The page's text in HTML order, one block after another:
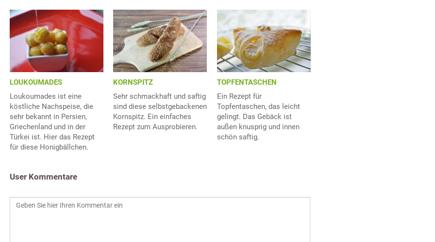
LOUKOUMADES
Loukoumades ist eine
köstliche Nachspeise, die
sehr bekannt in Persien,
Griechenland und in der
Türkei ist. Hier das Rezept
für diese Honigbällchen.
KORNSPITZ
Sehr schmackhaft und saftig
sind diese selbstgebackenen
Kornspitz. Ein einfaches
Rezept zum Ausprobieren.
TOPFENTASCHEN
Ein Rezept für
Topfentaschen, das leicht
gelingt. Das Gebäck ist
außen knusprig und innen
schön saftig.
User Kommentare